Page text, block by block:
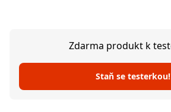
Zdarma produkt k
Staň se testerkou!